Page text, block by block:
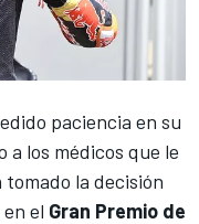
paciencia en su
a los médicos que le
tomado la decisión
el Gran Premio de